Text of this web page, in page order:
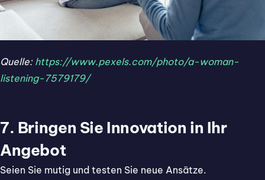
Quelle: https://www.pexels.com/photo/a-woman-
listening-7579179/
7. Bringen Sie Innovation in Ihr
Angebot
Seien Sie mutig und testen Sie neue Ansätze.